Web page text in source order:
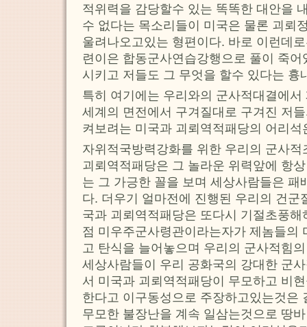
적위력을 감당할수 있는 똑똑한 대안을
수 없다는 목소리들이 미국은 물론 괴뢰
울려나오고있는 형편이다. 바로 이런데
련이은 합동군사연습강행으로 풀이 죽
시키고 저들도 그 무엇을 할수 있다는 흉
특히 여기에는 우리와의 군사적대결에
세계의 면전에서 구겨질대로 구겨진 저
켜보려는 미국과 괴뢰역적패당의 어리
자위적국방력강화를 위한 우리의 군사
괴뢰역적패당은 그 놀라운 위력앞에 항
는 그 가긍한 꼴을 보며 세상사람들은 패
다. 더우기 얼마전에 진행된 우리의 건군
국과 괴뢰역적패당은 또다시 기절초풍
점 미우주군사령관이라는자가 제놈들의
고 탄식을 늘어놓으며 우리의 군사적힘
세상사람들이 우리 공화국의 강대한 군
서 미국과 괴뢰역적패당이 무모하고 비
한다고 이구동성으로 주장하고있는것은
무모한 불장난을 계속 일삼는것으로 땅